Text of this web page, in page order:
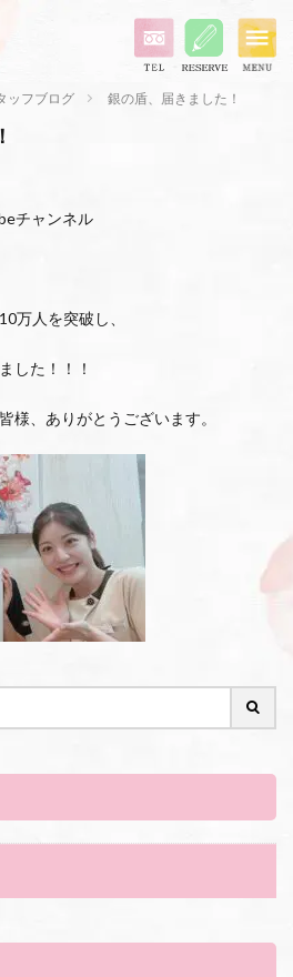
ッフブログ 銀の盾、届きました！
チャンネル
万人を突破し、
した！！！
様、ありがとうございます。